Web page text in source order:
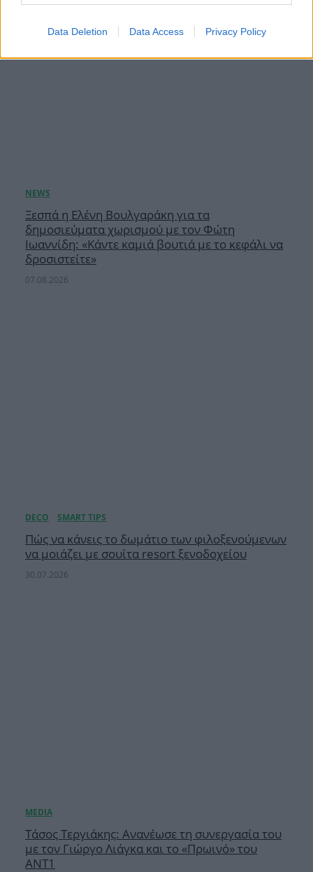
Data Deletion Data Access Privacy Policy
Ξεσπά η Ελένη Βουλγαράκη για τα
δημοσιεύματα χωρισμού με τον Φώτη
Ιωαννίδη: «Κάντε καμιά βουτιά με το κεφάλι να
δροσιστείτε»
07.08.2026
Πώς να κάνεις το δωμάτιο των φιλοξενούμενων
να μοιάζει με σουίτα resort ξενοδοχείου
30.07.2026
Τάσος Τεργιάκης: Ανανέωσε τη συνεργασία του
με τον Γιώργο Λιάγκα και το «Πρωινό» του
ΑΝΤ1